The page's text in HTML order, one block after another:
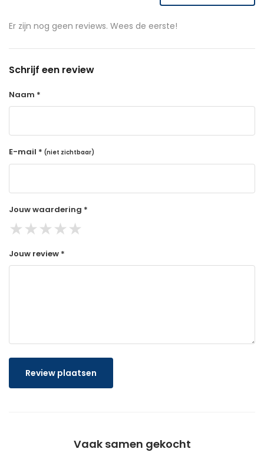
Er zijn nog geen reviews. Wees de eerste!
Schrijf een review
Naam *
E-mail * (niet zichtbaar)
Jouw waardering *
★★★★★
Jouw review *
Review plaatsen
Vaak samen gekocht